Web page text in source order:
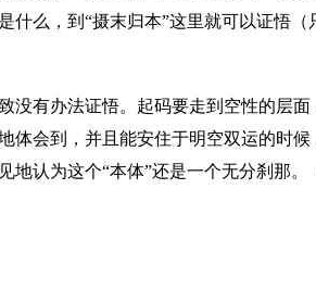
么，到“摄末归本”这里就可以证悟（
没有办法证悟。起码要走到空性的层
体会到，并且能安住于明空双运的时候
地认为这个“本体”还是一个无分刹那。